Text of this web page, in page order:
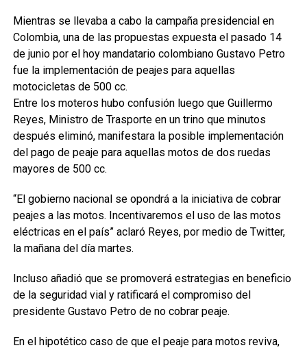
Mientras se llevaba a cabo la campaña presidencial en
Colombia, una de las propuestas expuesta el pasado 14
de junio por el hoy mandatario colombiano Gustavo Petro
fue la implementación de peajes para aquellas
motocicletas de 500 cc.
Entre los moteros hubo confusión luego que Guillermo
Reyes, Ministro de Trasporte en un trino que minutos
después eliminó, manifestara la posible implementación
del pago de peaje para aquellas motos de dos ruedas
mayores de 500 cc.
“El gobierno nacional se opondrá a la iniciativa de cobrar
peajes a las motos. Incentivaremos el uso de las motos
eléctricas en el país” aclaró Reyes, por medio de Twitter,
la mañana del día martes.
Incluso añadió que se promoverá estrategias en beneficio
de la seguridad vial y ratificará el compromiso del
presidente Gustavo Petro de no cobrar peaje.
En el hipotético caso de que el peaje para motos reviva,